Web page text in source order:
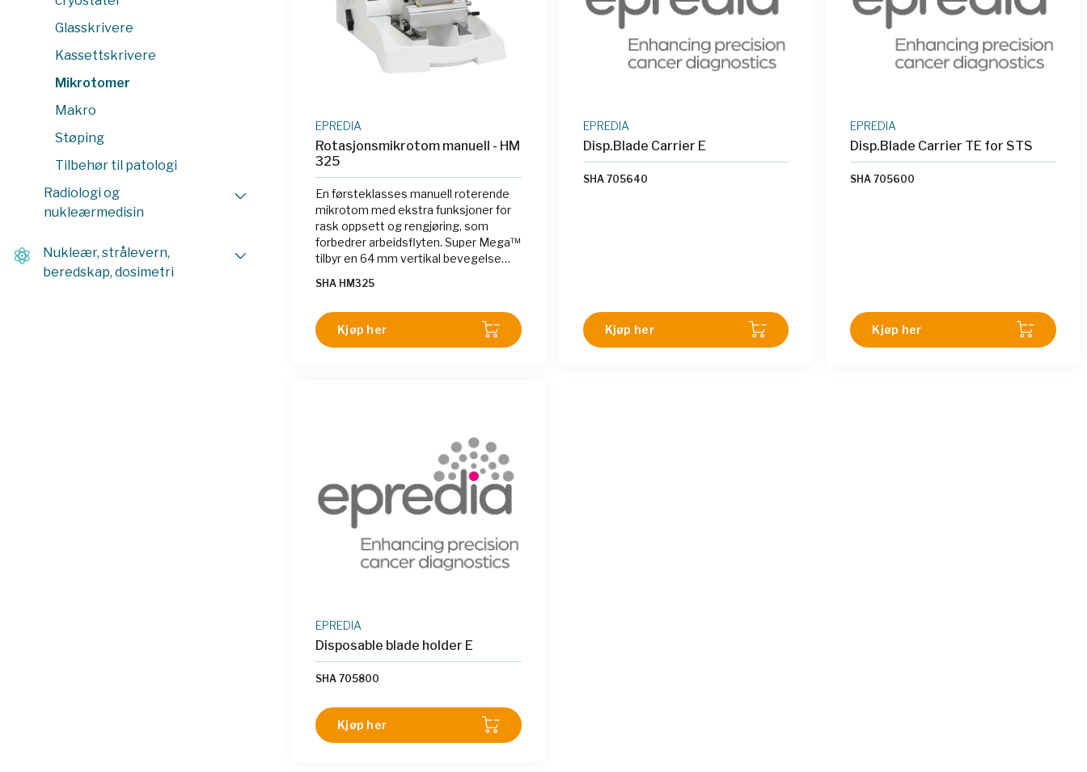
Glasskrivere
Kassettskrivere
Mikrotomer
Makro
Støping
Tilbehør til patologi
Radiologi og
nukleærmedisin
Nukleær, strålevern,
beredskap, dosimetri
mm, som gir god kapasitet og
fleksibilitet i håndtering av prøver.
EPREDIA
Rotasjonsmikrotom manuell - HM
325
En førsteklasses manuell roterende
mikrotom med ekstra funksjoner for
rask oppsett og rengjøring, som
forbedrer arbeidsflyten. Super Mega™
tilbyr en 64 mm vertikal bevegelse
horisontal posisjon. Den har en
rask oppsamling og avhending av
avfall. Mikrotomen har XY-finjustering
effektiv seksjonering og overføring.
SHA HM325
Kjøp her
EPREDIA
Disp.Blade Carrier E
SHA 705640
Kjøp her
EPREDIA
Disp.Blade Carrier TE for STS
SHA 705600
Kjøp her
EPREDIA
Disposable blade holder E
SHA 705800
Kjøp her